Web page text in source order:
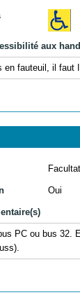
aux
en fauteuil, il faut
Oui
PC ou bus 32.